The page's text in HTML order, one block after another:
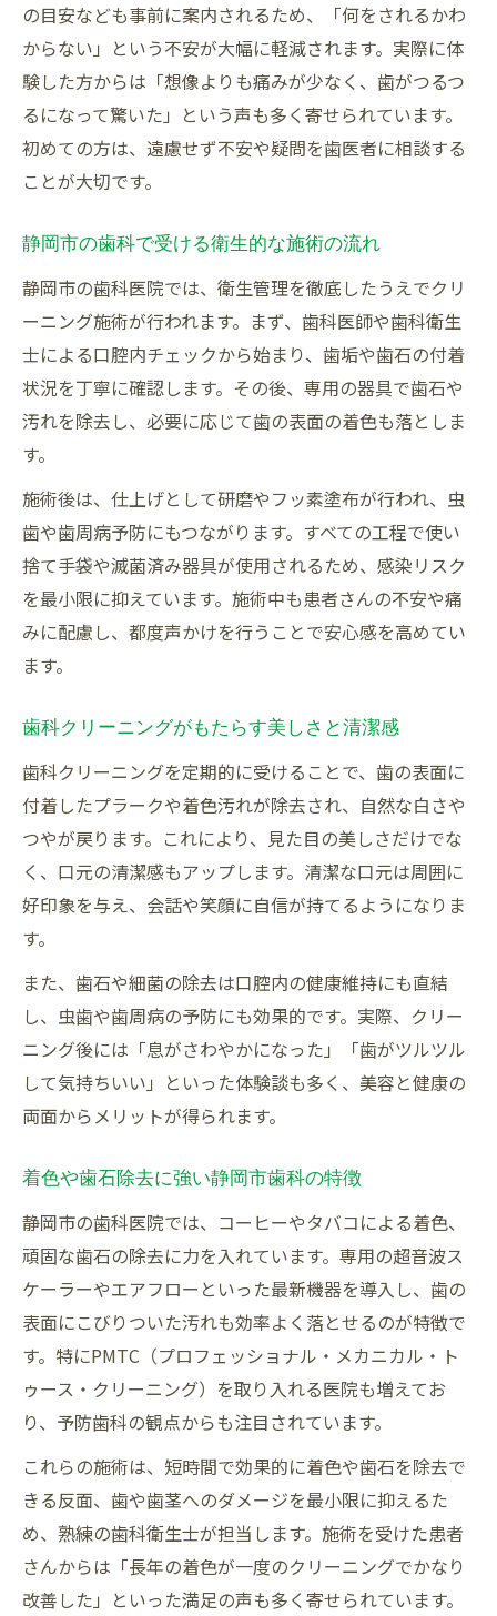
静岡市の歯科で評判が高い施術を受けるコ
ツ
クリーニング料金や内容の比較ポイント
口コミ重視で選ぶ静岡市歯科のメリット
歯科クリーニング予約前のチェック項目
歯科クリーニングが息に与える爽快効果
静岡市歯科で実感する口臭ケアの最前線
歯科医院が推奨する毎日のホームケア方法
歯科クリーニングと舌ケアの重要性解説
爽やかさを保つための定期的な歯科受診
評判が良い静岡市歯科の特徴とは
点
静岡市歯科の口コミで重視すべきポイント
患者さん思いの丁寧な歯科対応が人気の理
由
静岡市歯科ランキング上位医院の特徴分析
歯科クリーニングの美容と予防効果解説
歯科クリーニングで期待できる美容効果と
は
静岡市歯科で受ける予防ケアの具体例
歯科施術がもたらすアンチエイジング効果
歯の健康と美しさを両立する歯科クリーニ
定期的な歯科受診が虫歯予防に役立つ理由
の目安なども事前に案内されるため、「何をされるかわ
からない」という不安が大幅に軽減されます。実際に体
験した方からは「想像よりも痛みが少なく、歯がつるつ
るになって驚いた」という声も多く寄せられています。
初めての方は、遠慮せず不安や疑問を歯医者に相談する
ことが大切です。
静岡市の歯科で受ける衛生的な施術の流れ
静岡市の歯科医院では、衛生管理を徹底したうえでクリ
ーニング施術が行われます。まず、歯科医師や歯科衛生
士による口腔内チェックから始まり、歯垢や歯石の付着
状況を丁寧に確認します。その後、専用の器具で歯石や
汚れを除去し、必要に応じて歯の表面の着色も落としま
す。
施術後は、仕上げとして研磨やフッ素塗布が行われ、虫
歯や歯周病予防にもつながります。すべての工程で使い
捨て手袋や滅菌済み器具が使用されるため、感染リスク
を最小限に抑えています。施術中も患者さんの不安や痛
みに配慮し、都度声かけを行うことで安心感を高めてい
ます。
歯科クリーニングがもたらす美しさと清潔感
歯科クリーニングを定期的に受けることで、歯の表面に
付着したプラークや着色汚れが除去され、自然な白さや
つやが戻ります。これにより、見た目の美しさだけでな
く、口元の清潔感もアップします。清潔な口元は周囲に
好印象を与え、会話や笑顔に自信が持てるようになりま
す。
また、歯石や細菌の除去は口腔内の健康維持にも直結
し、虫歯や歯周病の予防にも効果的です。実際、クリー
ニング後には「息がさわやかになった」「歯がツルツル
して気持ちいい」といった体験談も多く、美容と健康の
両面からメリットが得られます。
着色や歯石除去に強い静岡市歯科の特徴
静岡市の歯科医院では、コーヒーやタバコによる着色、
頑固な歯石の除去に力を入れています。専用の超音波ス
ケーラーやエアフローといった最新機器を導入し、歯の
表面にこびりついた汚れも効率よく落とせるのが特徴で
す。特にPMTC（プロフェッショナル・メカニカル・ト
ゥース・クリーニング）を取り入れる医院も増えてお
り、予防歯科の観点からも注目されています。
これらの施術は、短時間で効果的に着色や歯石を除去で
きる反面、歯や歯茎へのダメージを最小限に抑えるた
め、熟練の歯科衛生士が担当します。施術を受けた患者
さんからは「長年の着色が一度のクリーニングでかなり
改善した」といった満足の声も多く寄せられています。